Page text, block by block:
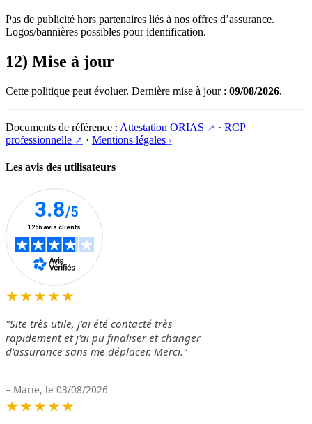
Pas de publicité hors partenaires liés à nos offres d’assurance.
Logos/bannières possibles pour identification.
12) Mise à jour
Cette politique peut évoluer. Dernière mise à jour : 09/08/2026.
Documents de référence : Attestation ORIAS · RCP
professionnelle
· Mentions légales
Les avis des utilisateurs
★★★★★
"Site très utile, j'ai été contacté très
rapidement et j'ai pu finaliser et changer
d'assurance sans me déplacer. Merci."
– Marie, le 03/08/2026
★★★★★